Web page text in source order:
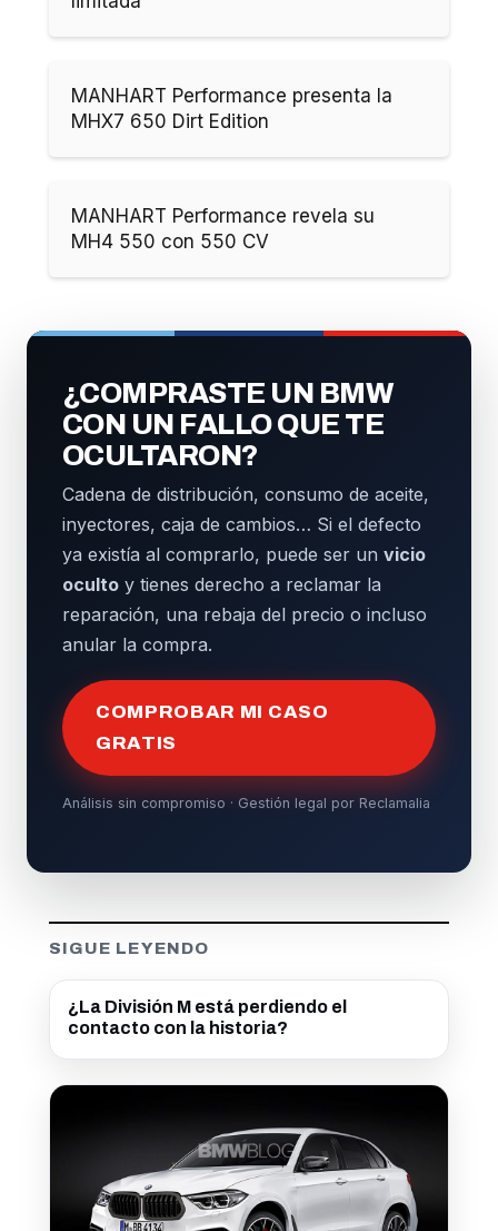
MANHART Performance presenta la
MHX7 650 Dirt Edition
MANHART Performance revela su
MH4 550 con 550 CV
¿COMPRASTE UN BMW
CON UN FALLO QUE TE
OCULTARON?
Cadena de distribución, consumo de aceite,
inyectores, caja de cambios… Si el defecto
ya existía al comprarlo, puede ser un vicio
oculto y tienes derecho a reclamar la
reparación, una rebaja del precio o incluso
anular la compra.
COMPROBAR MI CASO
GRATIS
Análisis sin compromiso · Gestión legal por Reclamalia
SIGUE LEYENDO
¿La División M está perdiendo el
contacto con la historia?